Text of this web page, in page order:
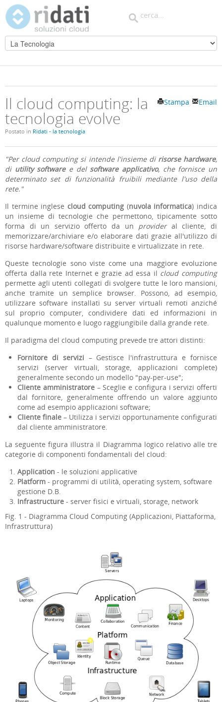
Email
Stampa
Il cloud computing: la
tecnologia evolve
Postato in Ridati - la tecnologia
"Per cloud computing si intende l'insieme di risorse hardware,
di utility softwaree del software applicativo, che fornisce un
determinato set di funzionalità fruibili mediante l'uso della
rete."
Il termine inglese cloud computing (nuvola informatica) indica
un insieme di tecnologie che permettono, tipicamente sotto
forma di un servizio offerto da un provideral cliente, di
memorizzare/archiviare e/o elaborare dati grazie all'utilizzo di
risorse hardware/software distribuite e virtualizzate in rete.
Queste tecnologie sono viste come una maggiore evoluzione
offerta dalla rete Internet e grazie ad essa il cloud computing
permette agli utenti collegati di svolgere tutte le loro mansioni,
anche tramite un semplice browser. Possono, ad esempio,
utilizzare software installati su server virtuali remoti anziché
sul proprio computer, condividere dati ed informazioni in
qualunque momento e luogo raggiungibile dalla grande rete.
Il paradigma del cloud computing prevede tre attori distinti:
Fornitore di servizi – Gestisce l'infrastruttura e fornisce
servizi (server virtuali, storage, applicazioni complete)
generalmente secondo un modello "pay-per-use";
Cliente amministratore– Sceglie e configura i servizi offerti
dal fornitore, generalmente offrendo un valore aggiunto
come ad esempio applicazioni software;
Cliente finale – Utilizza i servizi opportunamente configurati
dal cliente amministratore.
La seguente figura illustra il Diagramma logico relativo alle tre
categorie di componenti fondamentali del cloud:
Application - le soluzioni applicative
Platform - programmi di utilità, operating system, software
gestione D.B.
Infrastructure - server fisici e virtuali, storage, network
Fig. 1 - Diagramma Cloud Computing (Applicazioni, Piattaforma,
Infrastruttura)